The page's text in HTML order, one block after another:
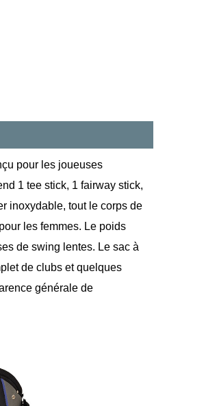
pour les joueuses
1 tee stick, 1 fairway stick,
inoxydable, tout le corps de
les femmes. Le poids
de swing lentes. Le sac à
de clubs et quelques
générale de